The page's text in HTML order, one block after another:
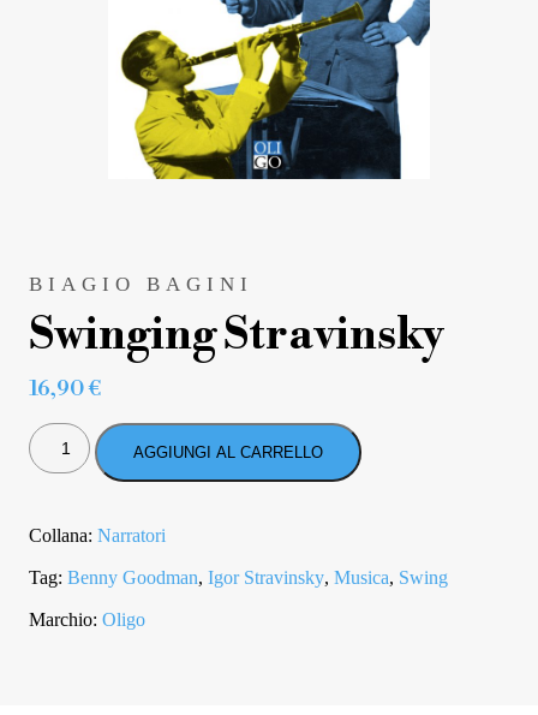
BIAGIO BAGINI
Swinging Stravinsky
16,90€
SWINGING
STRAVINSKY
QUANTITÀ
AGGIUNGI AL CARRELLO
Collana: Narratori
Tag: Benny Goodman, Igor Stravinsky, Musica, Swing
Marchio: Oligo